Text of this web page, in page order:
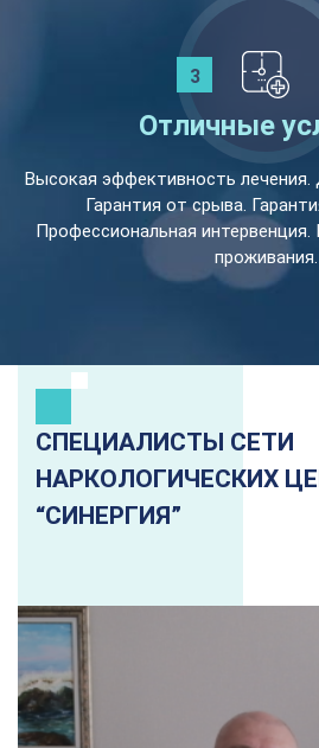
Отличные
Высокая эффективность лечения.
Гарантия от срыва.
Профессиональная
проживания.
СПЕЦИАЛИСТЫ СЕТИ
НАРКОЛОГИЧЕСКИХ
“СИНЕРГИЯ”